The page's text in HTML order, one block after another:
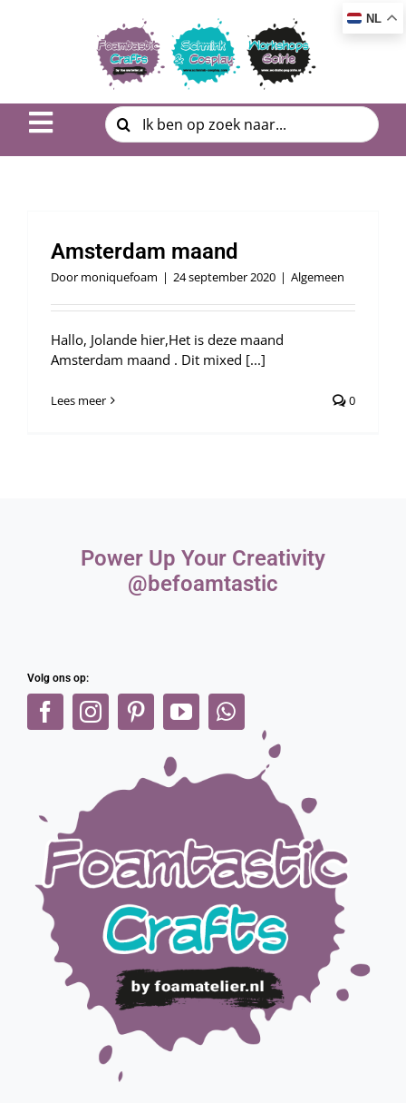
Toggle
Workshop | Cursus
Zoeken
naar:
Amsterdam maand
Door moniquefoam | 24 september 2020 | Algemeen
Hallo, Jolande hier,Het is deze maand
Amsterdam maand . Dit mixed [...]
Lees meer 0
Power Up Your Creativity
@befoamtastic
Volg ons op:
NL